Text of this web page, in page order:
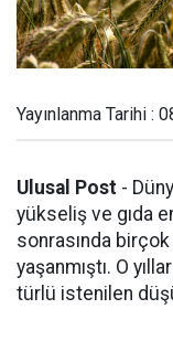
Yayınlanma Tarihi :
Ulusal Post -
yükseliş ve gıda
sonrasında
yaşanmıştı. O
türlü istenilen